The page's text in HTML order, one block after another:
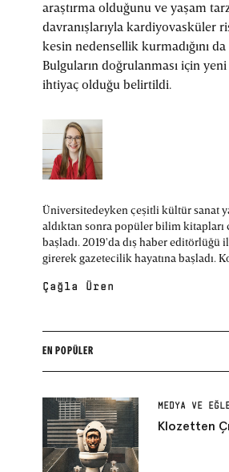
araştırma olduğunu ve yaşam
davranışlarıyla kardiyovasküler
kesin nedensellik kurmadığını da
Bulguların doğrulanması için yeni
ihtiyaç olduğu belirtildi.
Üniversitedeyken çeşitli kültür sanat
aldıktan sonra popüler bilim kitapları
başladı. 2019'da dış haber editörlüğü
girerek gazetecilik hayatına başladı.
noktası oldu. Pandemiyle birlikte
Çağla Üren
EN POPÜLER
MEDYA VE
Klozetten